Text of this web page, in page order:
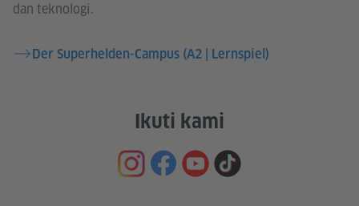
dan teknologi.
Der Superhelden-Campus (A2 | Lernspiel)
Ikuti kami